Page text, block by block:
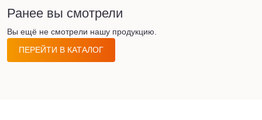
Ранее вы смотрели
Вы ещё не смотрели нашу продукцию.
ПЕРЕЙТИ В КАТАЛОГ